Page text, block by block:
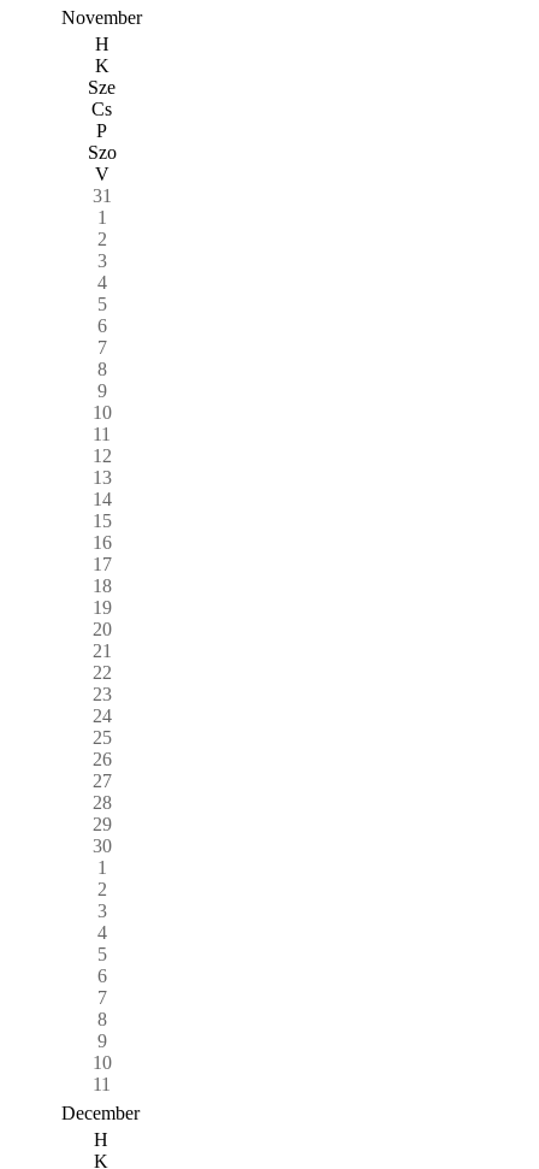
November
H
K
Sze
Cs
P
Szo
V
31
1
2
3
4
5
6
7
8
9
10
11
12
13
14
15
16
17
18
19
20
21
22
23
24
25
26
27
28
29
30
1
2
3
4
5
6
7
8
9
10
11
December
H
K